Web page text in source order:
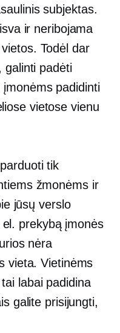
subjektas.
ir neribojama
Todėl dar
galinti padėti
padidinti
vietose vienu
tik
žmonėms ir
jūsų verslo
prekybą įmonės
nėra
vieta. Vietinėms
labai padidina
galite prisijungti,